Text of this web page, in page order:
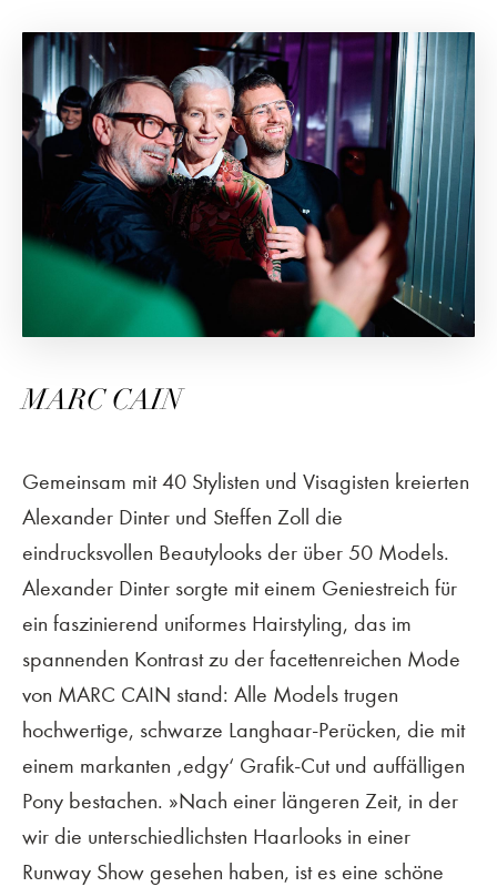
MARC CAIN
Gemeinsam mit 40 Stylisten und Visagisten kreierten
Alexander Dinter und Steffen Zoll die
eindrucksvollen Beautylooks der über 50 Models.
Alexander Dinter sorgte mit einem Geniestreich für
ein faszinierend uniformes Hairstyling, das im
spannenden Kontrast zu der facettenreichen Mode
von MARC CAIN stand: Alle Models trugen
hochwertige, schwarze Langhaar-Perücken, die mit
einem markanten ‚edgy‘ Grafik-Cut und auffälligen
Pony bestachen. »Nach einer längeren Zeit, in der
wir die unterschiedlichsten Haarlooks in einer
Runway Show gesehen haben, ist es eine schöne